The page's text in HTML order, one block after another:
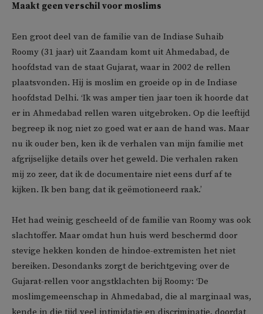
Maakt geen verschil voor moslims
Een groot deel van de familie van de Indiase Suhaib
Roomy (31 jaar) uit Zaandam komt uit Ahmedabad, de
hoofdstad van de staat Gujarat, waar in 2002 de rellen
plaatsvonden. Hij is moslim en groeide op in de Indiase
hoofdstad Delhi. ‘Ik was amper tien jaar toen ik hoorde dat
er in Ahmedabad rellen waren uitgebroken. Op die leeftijd
begreep ik nog niet zo goed wat er aan de hand was. Maar
nu ik ouder ben, ken ik de verhalen van mijn familie met
afgrijselijke details over het geweld. Die verhalen raken
mij zo zeer, dat ik de documentaire niet eens durf af te
kijken. Ik ben bang dat ik geëmotioneerd raak.’
Het had weinig gescheeld of de familie van Roomy was ook
slachtoffer. Maar omdat hun huis werd beschermd door
stevige hekken konden de hindoe-extremisten het niet
bereiken. Desondanks zorgt de berichtgeving over de
Gujarat-rellen voor angstklachten bij Roomy: ‘De
moslimgemeenschap in Ahmedabad, die al marginaal was,